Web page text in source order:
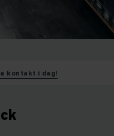
kontakt i dag!